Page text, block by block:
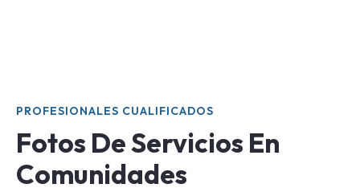
PROFESIONALES CUALIFICADOS
Fotos De Servicios En
Comunidades